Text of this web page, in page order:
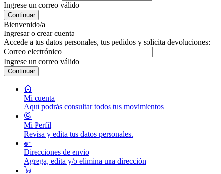
Ingrese un correo válido
Continuar
Bienvenido/a
Ingresar o crear cuenta
Accede a tus datos personales, tus pedidos y solicita devoluciones:
Correo electrónico
Ingrese un correo válido
Continuar
Mi cuenta
Aquí podrás consultar todos tus movimientos
Mi Perfil
Revisa y edita tus datos personales.
Direcciones de envio
Agrega, edita y/o elimina una dirección